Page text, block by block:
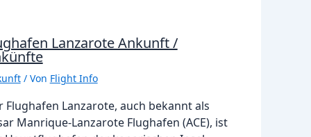
Lanzarote Ankunft /
/ Von Flight Info
Flughafen Lanzarote, auch bekannt als
Manrique-Lanzarote Flughafen (ACE), ist